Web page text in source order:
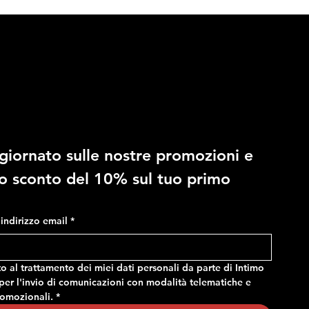
RAGNO - Costume in fantasia
mimetica, con tasche e vita
Prezzo
24,90 €
RAGNO - Slip regolabile in
microfibra stretch
sulle nostre promozioni e
sconto del 10% sul tuo primo
email *
al trattamento dei miei dati personali da parte di Intimo
l'invio di comunicazioni con modalità telematiche e
*